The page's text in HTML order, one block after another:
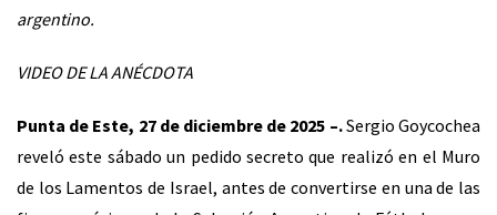
argentino.
VIDEO DE LA ANÉCDOTA
Punta de Este, 27 de diciembre de 2025 –.Sergio Goycochea
reveló este sábado un pedido secreto que realizó en el Muro
de los Lamentos de Israel, antes de convertirse en una de las